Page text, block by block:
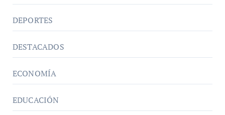
DEPORTES
DESTACADOS
ECONOMÍA
EDUCACIÓN